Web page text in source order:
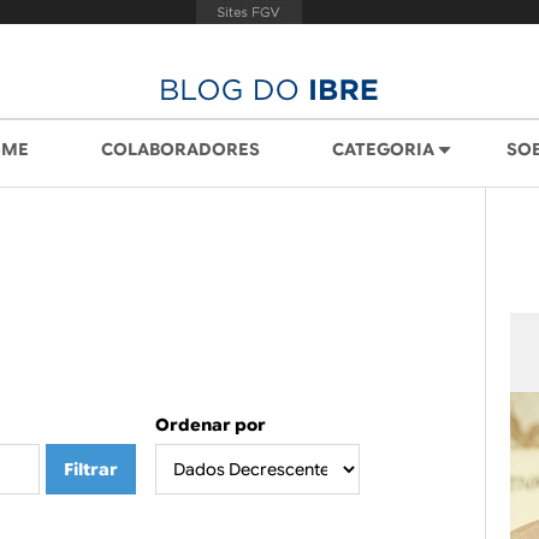
COLABORADORES CATEGORIA
Ordenar por